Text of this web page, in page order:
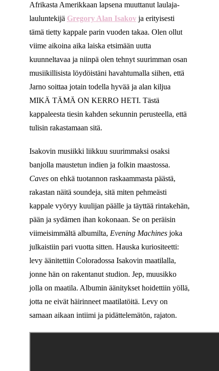
Afrikasta Amerikkaan lapsena muuttanut laulaja-
lauluntekijä Gregory Alan Isakovja erityisesti
tämä tietty kappale parin vuoden takaa. Olen ollut
viime aikoina aika laiska etsimään uutta
kuunneltavaa ja niinpä olen tehnyt suurimman osan
musiikillisista löydöistäni havahtumalla siihen, että
Jarno soittaa jotain todella hyvää ja alan kiljua
MIKÄ TÄMÄ ON KERRO HETI. Tästä
kappaleesta tiesin kahden sekunnin perusteella, että
tulisin rakastamaan sitä.
Isakovin musiikki liikkuu suurimmaksi osaksi
banjolla maustetun indien ja folkin maastossa.
Caveson ehkä tuotannon raskaammasta päästä,
rakastan näitä soundeja, sitä miten pehmeästi
kappale vyöryy kuulijan päälle ja täyttää rintakehän,
pään ja sydämen ihan kokonaan. Se on peräisin
viimeisimmältä albumilta, Evening Machinesjoka
julkaistiin pari vuotta sitten. Hauska kuriositeetti:
levy äänitettiin Coloradossa Isakovin maatilalla,
jonne hän on rakentanut studion. Jep, muusikko
jolla on maatila. Albumin äänitykset hoidettiin yöllä,
jotta ne eivät häirinneet maatilatöitä. Levy on
samaan aikaan intiimi ja pidättelemätön, rajaton.